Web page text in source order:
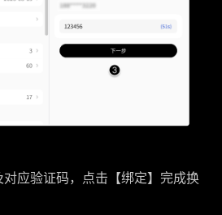
应验证码，点击【绑定】完成换